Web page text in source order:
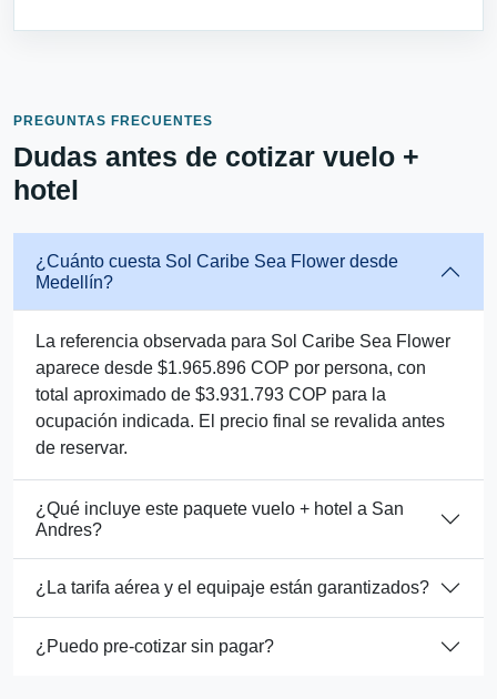
PREGUNTAS FRECUENTES
Dudas antes de cotizar vuelo +
hotel
¿Cuánto cuesta Sol Caribe Sea Flower desde
Medellín?
La referencia observada para Sol Caribe Sea Flower
aparece desde $1.965.896 COP por persona, con
total aproximado de $3.931.793 COP para la
ocupación indicada. El precio final se revalida antes
de reservar.
¿Qué incluye este paquete vuelo + hotel a San
Andres?
¿La tarifa aérea y el equipaje están garantizados?
¿Puedo pre-cotizar sin pagar?